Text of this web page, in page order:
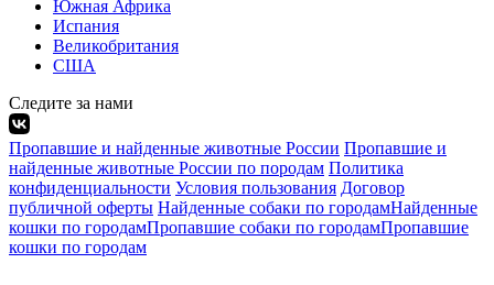
Южная Африка
Испания
Великобритания
США
Следите за нами
Пропавшие и найденные животные России Пропавшие и
найденные животные России по породам Политика
конфиденциальности Условия пользования Договор
публичной оферты Найденные собаки по городамНайденные
кошки по городамПропавшие собаки по городамПропавшие
кошки по городам